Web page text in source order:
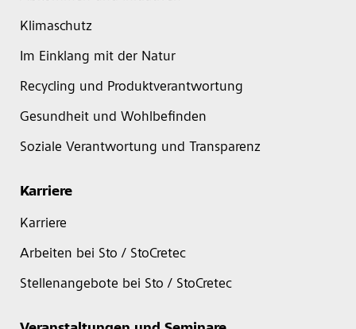
Klimaschutz
Im Einklang mit der Natur
Recycling und Produktverantwortung
Gesundheit und Wohlbefinden
Soziale Verantwortung und Transparenz
Karriere
Karriere
Arbeiten bei Sto / StoCretec
Stellenangebote bei Sto / StoCretec